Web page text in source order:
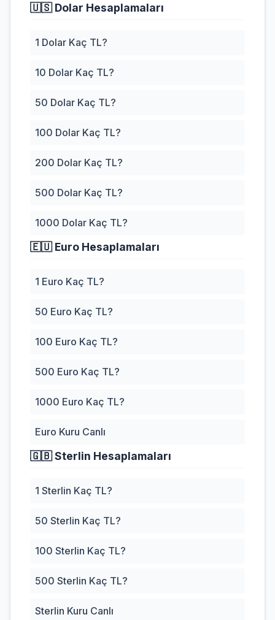
🇺🇸Dolar Hesaplamaları
1 Dolar Kaç TL?
10 Dolar Kaç TL?
50 Dolar Kaç TL?
100 Dolar Kaç TL?
200 Dolar Kaç TL?
500 Dolar Kaç TL?
1000 Dolar Kaç TL?
🇪🇺Euro Hesaplamaları
1 Euro Kaç TL?
50 Euro Kaç TL?
100 Euro Kaç TL?
500 Euro Kaç TL?
1000 Euro Kaç TL?
Euro Kuru Canlı
🇬🇧Sterlin Hesaplamaları
1 Sterlin Kaç TL?
50 Sterlin Kaç TL?
100 Sterlin Kaç TL?
500 Sterlin Kaç TL?
Sterlin Kuru Canlı